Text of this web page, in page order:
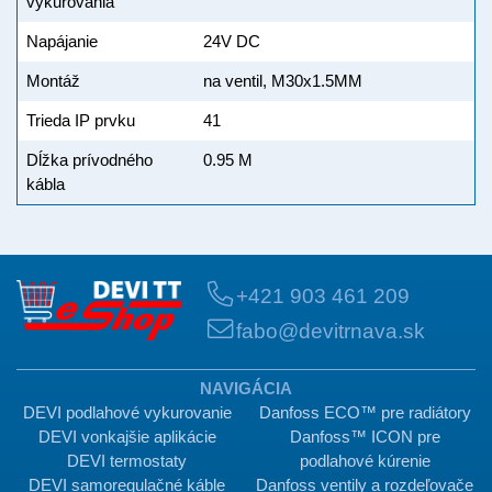
Napájanie 24V DC
Montáž na ventil, M30x1.5MM
Trieda IP prvku 41
Dĺžka prívodného
kábla
0.95 M
+421 903 461 209
fabo@devitrnava.sk
NAVIGÁCIA
DEVI podlahové vykurovanie
DEVI vonkajšie aplikácie
DEVI termostaty
DEVI samoregulačné káble
Danfoss ECO™ pre radiátory
Danfoss™ ICON pre
podlahové kúrenie
Danfoss ventily a rozdeľovače